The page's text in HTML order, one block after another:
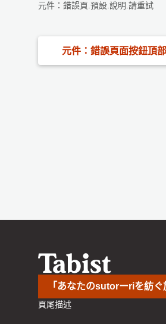
元件：錯誤頁.預設.說明.請重試
元件：錯誤頁面按鈕頂
「あなたのsutorーriを紡ぐ
頁尾描述